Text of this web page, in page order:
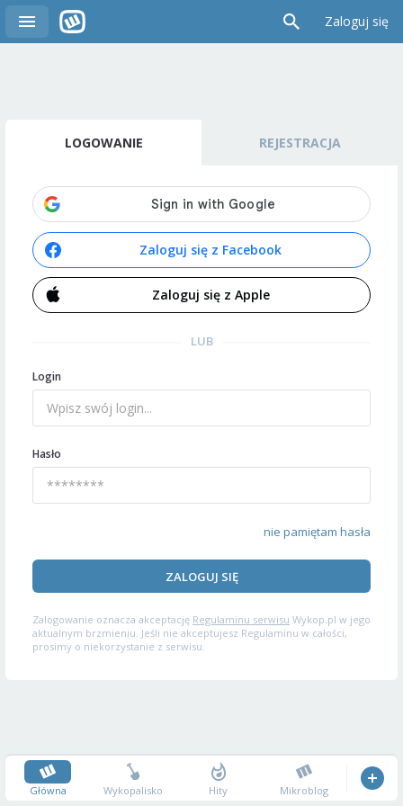
Zaloguj się
LOGOWANIE REJESTRACJA
Zaloguj się z Facebook
Zaloguj się z Apple
LUB
Login
Hasło
nie pamiętam hasła
ZALOGUJ SIĘ
Zalogowanie oznacza akceptację Regulaminu serwisu Wykop.pl w jego
aktualnym brzmieniu. Jeśli nie akceptujesz Regulaminu w całości,
prosimy o niekorzystanie z serwisu.
Główna Wykopalisko Hity Mikroblog